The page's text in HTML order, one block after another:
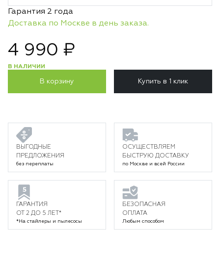
Гарантия 2 года
Доставка по Москве в день заказа.
4 990 ₽
В НАЛИЧИИ
В корзину Купить в 1 клик
ВЫГОДНЫЕ
ПРЕДЛОЖЕНИЯ
без переплаты
ОСУЩЕСТВЛЯЕМ
БЫСТРУЮ ДОСТАВКУ
по Москве и всей России
ГАРАНТИЯ
ОТ 2 ДО 5 ЛЕТ*
*На стайлеры и пылесосы
БЕЗОПАСНАЯ
ОПЛАТА
Любым способом